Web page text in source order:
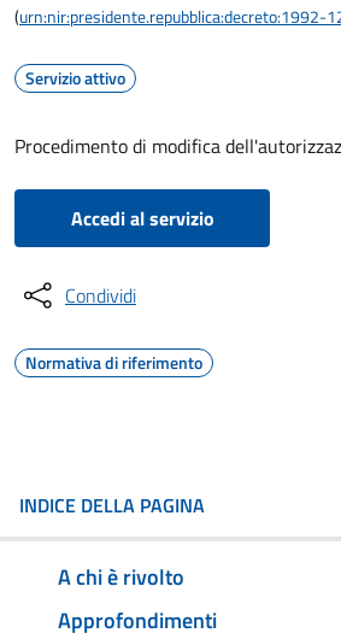
(urn:nir:presidente.repubblica:decreto:1992-
Servizio attivo
Procedimento di modifica
Accedi al servizio
Condividi
Normativa di riferimento
INDICE DELLA PAGINA
A chi è rivolto
Approfondimenti